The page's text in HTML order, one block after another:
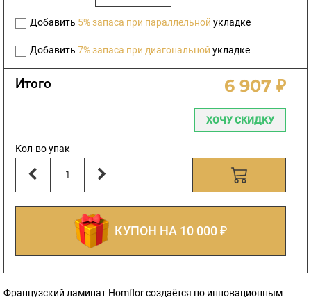
Добавить 5% запаса при параллельной укладке
Добавить 7% запаса при диагональной укладке
Итого 6 907 ₽
ХОЧУ СКИДКУ
Кол-во упак
КУПОН НА 10 000 ₽
Французский ламинат Homflor создаётся по инновационным